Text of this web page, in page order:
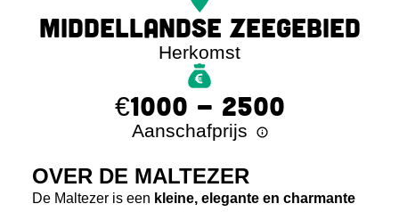
MIDDELLANDSE ZEEGEBIED
Herkomst
€1000 - 2500
Aanschafprijs
OVER DE MALTEZER
De Maltezer is een kleine, elegante en charmante